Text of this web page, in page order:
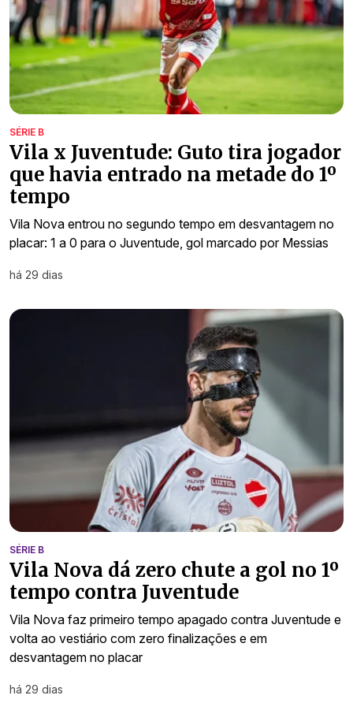
SÉRIE B
Vila x Juventude: Guto tira jogador
que havia entrado na metade do 1º
tempo
Vila Nova entrou no segundo tempo em desvantagem no
placar: 1 a 0 para o Juventude, gol marcado por Messias
há 29 dias
SÉRIE B
Vila Nova dá zero chute a gol no 1º
tempo contra Juventude
Vila Nova faz primeiro tempo apagado contra Juventude e
volta ao vestiário com zero finalizações e em
desvantagem no placar
há 29 dias